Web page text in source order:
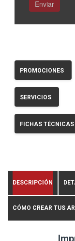
PROMOCIONES
SERVICIOS
FICHAS TÉCNICAS
DESCRIPCIÓN
CÓMO CREAR TUS